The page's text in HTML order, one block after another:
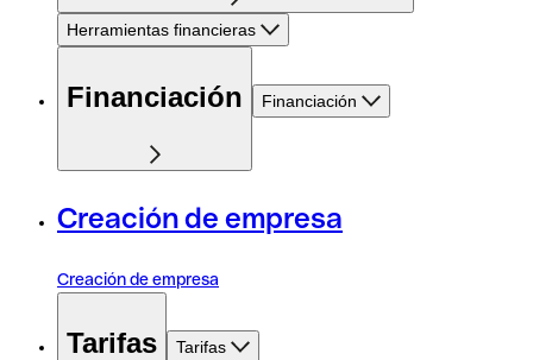
Herramientas financieras
Financiación Financiación
Creación de empresa
Creación de empresa
Tarifas Tarifas